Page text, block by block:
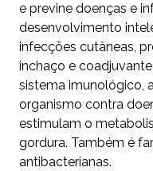
e previne doenças e
desenvolvimento
infecções cutâneas,
inchaço e
sistema imunológico,
organismo contra
estimulam o
gordura. Também é
antibacterianas.